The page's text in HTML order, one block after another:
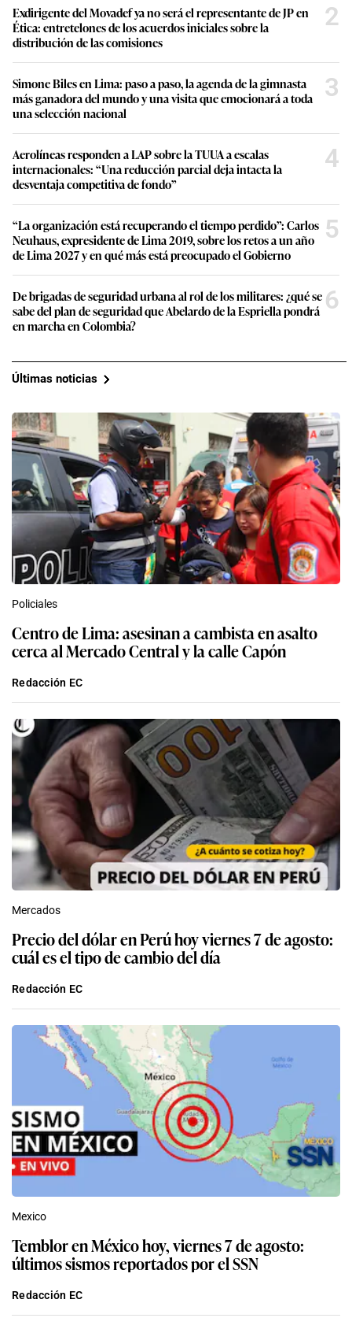
Exdirigente del Movadef ya no será el representante de JP en
Ética: entretelones de los acuerdos iniciales sobre la
distribución de las comisiones
2
Simone Biles en Lima: paso a paso, la agenda de la gimnasta
más ganadora del mundo y una visita que emocionará a toda
una selección nacional
3
Aerolíneas responden a LAP sobre la TUUA a escalas
internacionales: “Una reducción parcial deja intacta la
desventaja competitiva de fondo”
4
“La organización está recuperando el tiempo perdido”: Carlos
Neuhaus, expresidente de Lima 2019, sobre los retos a un año
de Lima 2027 y en qué más está preocupado el Gobierno
5
De brigadas de seguridad urbana al rol de los militares: ¿qué se
sabe del plan de seguridad que Abelardo de la Espriella pondrá
en marcha en Colombia?
6
Últimas noticias
Policiales
Centro de Lima: asesinan a cambista en asalto
cerca al Mercado Central y la calle Capón
Redacción EC
Mercados
Precio del dólar en Perú hoy viernes 7 de agosto:
cuál es el tipo de cambio del día
Redacción EC
Mexico
Temblor en México hoy, viernes 7 de agosto:
últimos sismos reportados por el SSN
Redacción EC